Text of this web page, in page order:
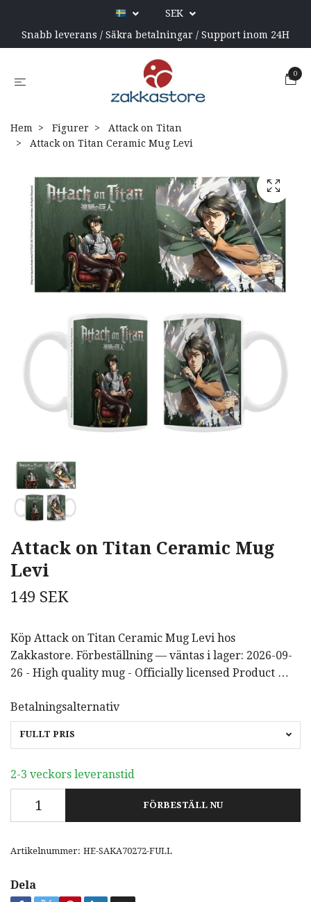
SEK
Snabb leverans / Säkra betalningar / Support inom 24H
0
Hem Figurer
Attack on Titan
Attack on Titan Ceramic Mug Levi
Attack on Titan Ceramic Mug
Levi
149 SEK
Köp Attack on Titan Ceramic Mug Levi hos
Zakkastore. Förbeställning — väntas i lager: 2026-09-
26 - High quality mug - Officially licensed Product …
Betalningsalternativ
FULLT PRIS
2-3 veckors leveranstid
FÖRBESTÄLL NU
Artikelnummer: HE-SAKA70272-FULL
Dela